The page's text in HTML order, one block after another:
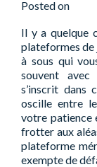
Posted on
Il y a quelque
plateformes de
à sous qui
souvent avec
s’inscrit dans
oscille entre
votre patience
frotter aux
plateforme
exempte de